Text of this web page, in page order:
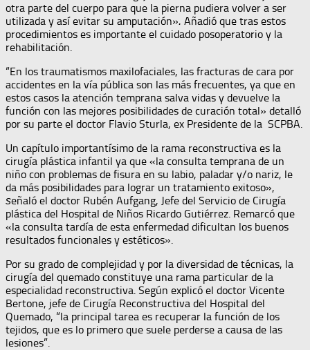
otra parte del cuerpo para que la pierna pudiera volver a ser
utilizada y así evitar su amputación». Añadió que tras estos
procedimientos es importante el cuidado posoperatorio y la
rehabilitación.
“En los traumatismos maxilofaciales, las fracturas de cara por
accidentes en la vía pública son las más frecuentes, ya que en
estos casos la atención temprana salva vidas y devuelve la
función con las mejores posibilidades de curación total» detalló
por su parte el doctor Flavio Sturla, ex Presidente de la SCPBA.
Un capítulo importantísimo de la rama reconstructiva es la
cirugía plástica infantil ya que «la consulta temprana de un
niño con problemas de fisura en su labio, paladar y/o nariz, le
da más posibilidades para lograr un tratamiento exitoso»,
señaló el doctor Rubén Aufgang, Jefe del Servicio de Cirugía
plástica del Hospital de Niños Ricardo Gutiérrez. Remarcó que
«la consulta tardía de esta enfermedad dificultan los buenos
resultados funcionales y estéticos».
Por su grado de complejidad y por la diversidad de técnicas, la
cirugía del quemado constituye una rama particular de la
especialidad reconstructiva. Según explicó el doctor Vicente
Bertone, jefe de Cirugía Reconstructiva del Hospital del
Quemado, “la principal tarea es recuperar la función de los
tejidos, que es lo primero que suele perderse a causa de las
lesiones”.